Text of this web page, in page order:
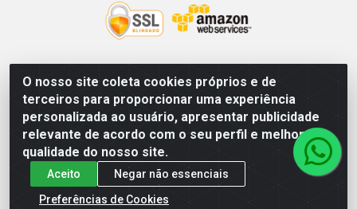
O nosso site coleta cookies próprios e de
terceiros para proporcionar uma experiência
personalizada ao usuário, apresentar publicidade
relevante de acordo com o seu perfil e melhorar a
qualidade do nosso site.
Aceito
Negar não essenciais
Preferências de Cookies
Lutan Distribuidora - Rua Dr. Gerino Souza Filho, 1525 -
Itinga - Lauro de Freitas / BA - CEP 42700-000 - CNPJ
05.156.713/0001-62